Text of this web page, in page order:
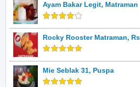
Ayam Bakar Legit, Matraman
Rocky Rooster Matraman,
Mie Seblak 31, Puspa